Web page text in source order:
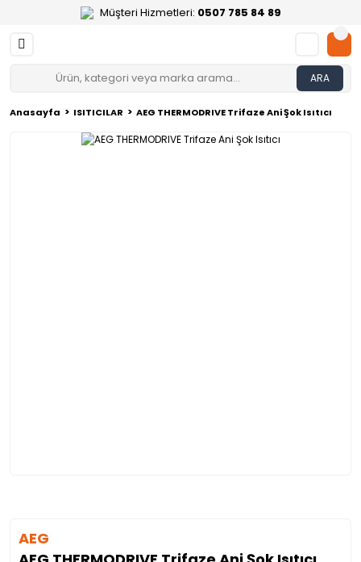
Müşteri Hizmetleri: 0507 785 84 89
ARA
Anasayfa ISITICILAR AEG THERMODRIVE Trifaze Ani Şok Isıtıcı
AEG